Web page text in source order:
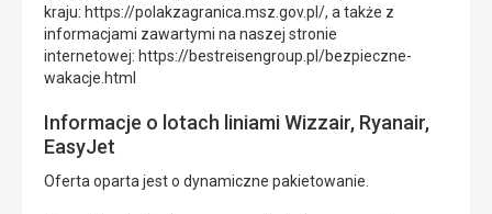
kraju: https://polakzagranica.msz.gov.pl/, a także z
informacjami zawartymi na naszej stronie
internetowej: https://bestreisengroup.pl/bezpieczne-
wakacje.html
Informacje o lotach liniami Wizzair, Ryanair,
EasyJet
Oferta oparta jest o dynamiczne pakietowanie.